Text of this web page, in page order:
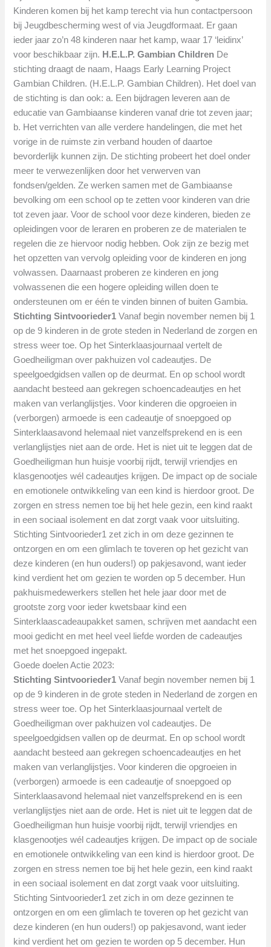
Kinderen komen bij het kamp terecht via hun contactpersoon
bij Jeugdbescherming west of via Jeugdformaat. Er gaan
ieder jaar zo’n 48 kinderen naar het kamp, waar 17 ‘leidinx’
voor beschikbaar zijn. H.E.L.P. Gambian Children De
stichting draagt de naam, Haags Early Learning Project
Gambian Children. (H.E.L.P. Gambian Children). Het doel van
de stichting is dan ook: a. Een bijdragen leveren aan de
educatie van Gambiaanse kinderen vanaf drie tot zeven jaar;
b. Het verrichten van alle verdere handelingen, die met het
vorige in de ruimste zin verband houden of daartoe
bevorderlijk kunnen zijn. De stichting probeert het doel onder
meer te verwezenlijken door het verwerven van
fondsen/gelden. Ze werken samen met de Gambiaanse
bevolking om een school op te zetten voor kinderen van drie
tot zeven jaar. Voor de school voor deze kinderen, bieden ze
opleidingen voor de leraren en proberen ze de materialen te
regelen die ze hiervoor nodig hebben. Ook zijn ze bezig met
het opzetten van vervolg opleiding voor de kinderen en jong
volwassen. Daarnaast proberen ze kinderen en jong
volwassenen die een hogere opleiding willen doen te
ondersteunen om er één te vinden binnen of buiten Gambia.
Stichting Sintvoorieder1 Vanaf begin november nemen bij 1
op de 9 kinderen in de grote steden in Nederland de zorgen en
stress weer toe. Op het Sinterklaasjournaal vertelt de
Goedheiligman over pakhuizen vol cadeautjes. De
speelgoedgidsen vallen op de deurmat. En op school wordt
aandacht besteed aan gekregen schoencadeautjes en het
maken van verlanglijstjes. Voor kinderen die opgroeien in
(verborgen) armoede is een cadeautje of snoepgoed op
Sinterklaasavond helemaal niet vanzelfsprekend en is een
verlanglijstjes niet aan de orde. Het is niet uit te leggen dat de
Goedheiligman hun huisje voorbij rijdt, terwijl vriendjes en
klasgenootjes wél cadeautjes krijgen. De impact op de sociale
en emotionele ontwikkeling van een kind is hierdoor groot. De
zorgen en stress nemen toe bij het hele gezin, een kind raakt
in een sociaal isolement en dat zorgt vaak voor uitsluiting.
Stichting Sintvoorieder1 zet zich in om deze gezinnen te
ontzorgen en om een glimlach te toveren op het gezicht van
deze kinderen (en hun ouders!) op pakjesavond, want ieder
kind verdient het om gezien te worden op 5 december. Hun
pakhuismedewerkers stellen het hele jaar door met de
grootste zorg voor ieder kwetsbaar kind een
Sinterklaascadeaupakket samen, schrijven met aandacht een
mooi gedicht en met heel veel liefde worden de cadeautjes
met het snoepgoed ingepakt.
Goede doelen Actie 2023:
Stichting Sintvoorieder1 Vanaf begin november nemen bij 1
op de 9 kinderen in de grote steden in Nederland de zorgen en
stress weer toe. Op het Sinterklaasjournaal vertelt de
Goedheiligman over pakhuizen vol cadeautjes. De
speelgoedgidsen vallen op de deurmat. En op school wordt
aandacht besteed aan gekregen schoencadeautjes en het
maken van verlanglijstjes. Voor kinderen die opgroeien in
(verborgen) armoede is een cadeautje of snoepgoed op
Sinterklaasavond helemaal niet vanzelfsprekend en is een
verlanglijstjes niet aan de orde. Het is niet uit te leggen dat de
Goedheiligman hun huisje voorbij rijdt, terwijl vriendjes en
klasgenootjes wél cadeautjes krijgen. De impact op de sociale
en emotionele ontwikkeling van een kind is hierdoor groot. De
zorgen en stress nemen toe bij het hele gezin, een kind raakt
in een sociaal isolement en dat zorgt vaak voor uitsluiting.
Stichting Sintvoorieder1 zet zich in om deze gezinnen te
ontzorgen en om een glimlach te toveren op het gezicht van
deze kinderen (en hun ouders!) op pakjesavond, want ieder
kind verdient het om gezien te worden op 5 december. Hun